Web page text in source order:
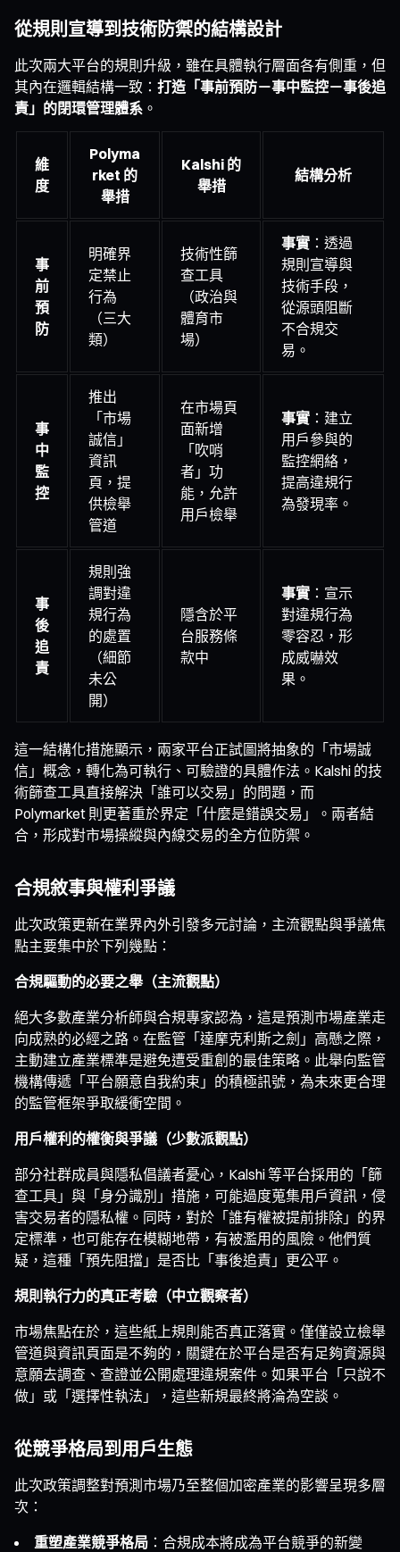
從規則宣導到技術防禦的結構設計
此次兩大平台的規則升級，雖在具體執行層面各有側重，但
其內在邏輯結構一致： 打造「事前預防－事中監控－事後追
責」的閉環管理體系 。
維
度
Polyma
rket 的
舉措
Kalshi 的
舉措
結構分析
事
前
預
防
明確界
定禁止
行為
（三大
類）
技術性篩
查工具
（政治與
體育市
場）
事實 ：透過
規則宣導與
技術手段，
從源頭阻斷
不合規交
易。
事
中
監
控
推出
「市場
誠信」
資訊
頁，提
供檢舉
管道
在市場頁
面新增
「吹哨
者」功
能，允許
用戶檢舉
事實 ：建立
用戶參與的
監控網絡，
提高違規行
為發現率。
事
後
追
責
規則強
調對違
規行為
的處置
（細節
未公
開）
隱含於平
台服務條
款中
事實 ：宣示
對違規行為
零容忍，形
成威嚇效
果。
這一結構化措施顯示，兩家平台正試圖將抽象的「市場誠
信」概念，轉化為可執行、可驗證的具體作法。Kalshi 的技
術篩查工具直接解決「誰可以交易」的問題，而
Polymarket 則更著重於界定「什麼是錯誤交易」。兩者結
合，形成對市場操縱與內線交易的全方位防禦。
合規敘事與權利爭議
此次政策更新在業界內外引發多元討論，主流觀點與爭議焦
點主要集中於下列幾點：
合規驅動的必要之舉（主流觀點）
絕大多數產業分析師與合規專家認為，這是預測市場產業走
向成熟的必經之路。在監管「達摩克利斯之劍」高懸之際，
主動建立產業標準是避免遭受重創的最佳策略。此舉向監管
機構傳遞「平台願意自我約束」的積極訊號，為未來更合理
的監管框架爭取緩衝空間。
用戶權利的權衡與爭議（少數派觀點）
部分社群成員與隱私倡議者憂心，Kalshi 等平台採用的「篩
查工具」與「身分識別」措施，可能過度蒐集用戶資訊，侵
害交易者的隱私權。同時，對於「誰有權被提前排除」的界
定標準，也可能存在模糊地帶，有被濫用的風險。他們質
疑，這種「預先阻擋」是否比「事後追責」更公平。
規則執行力的真正考驗（中立觀察者）
市場焦點在於，這些紙上規則能否真正落實。僅僅設立檢舉
管道與資訊頁面是不夠的，關鍵在於平台是否有足夠資源與
意願去調查、查證並公開處理違規案件。如果平台「只說不
做」或「選擇性執法」，這些新規最終將淪為空談。
從競爭格局到用戶生態
此次政策調整對預測市場乃至整個加密產業的影響呈現多層
次：
重塑產業競爭格局 ：合規成本將成為平台競爭的新變